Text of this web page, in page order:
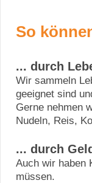
So
... durch
Wir sammeln
geeignet sind
Gerne nehmen
Nudeln, Reis,
... durch
Auch wir haben
müssen.